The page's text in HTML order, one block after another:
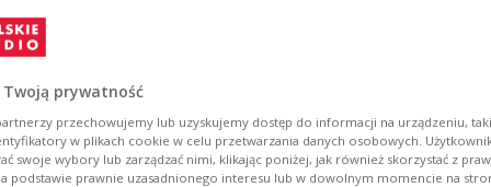
Na dwóch płytach usłyszymy arie z oper Moniuszki,
kompozytorów w mistrzowskiej interpretacji jednego
prywatność
przechowujemy lub uzyskujemy dostęp do informacji na urządzeniu,
w plikach cookie w celu przetwarzania danych osobowych.
swoje wybory lub zarządzać nimi, klikając poniżej, jak również skorzystać z
podstawie prawnie uzasadnionego interesu lub w dowolnym momencie na